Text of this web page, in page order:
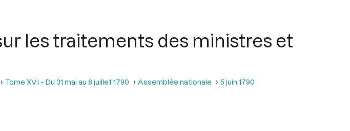
les traitements des ministres et
Tome XVI - Du 31 mai au 8 juillet 1790 Assemblée nationale
5 juin 1790